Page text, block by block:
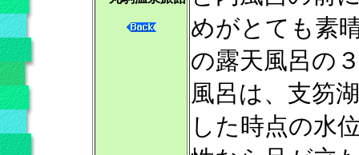
めがとても素
の露天風呂の
風呂は、支笏
した時点の水